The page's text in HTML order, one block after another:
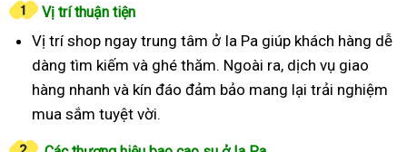
Vị trí thuận tiện
Vị trí shop ngay trung tâm ở Ia Pa giúp khách hàng dễ
dàng tìm kiếm và ghé thăm. Ngoài ra, dịch vụ giao
hàng nhanh và kín đáo đảm bảo mang lại trải nghiệm
mua sắm tuyệt vời.